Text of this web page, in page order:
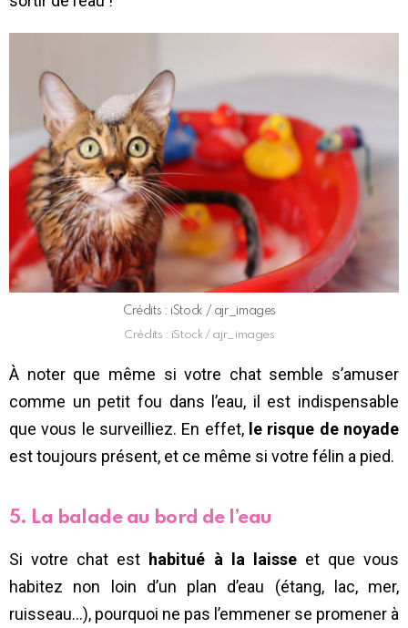
Crédits : iStock / ajr_images
Crédits : iStock / ajr_images
À noter que même si votre chat semble s’amuser
comme un petit fou dans l’eau, il est indispensable
que vous le surveilliez. En effet,le risque de noyade
est toujours présent, et ce même si votre félin a pied.
5. La balade au bord de l’eau
Si votre chat est habitué à la laisseet que vous
habitez non loin d’un plan d’eau (étang, lac, mer,
ruisseau…), pourquoi ne pas l’emmener se promener à